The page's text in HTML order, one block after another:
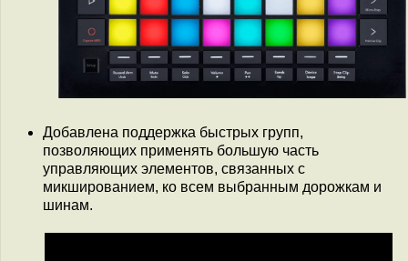
Добавлена поддержка быстрых групп,
позволяющих применять большую часть
управляющих элементов, связанных с
микшированием, ко всем выбранным дорожкам и
шинам.